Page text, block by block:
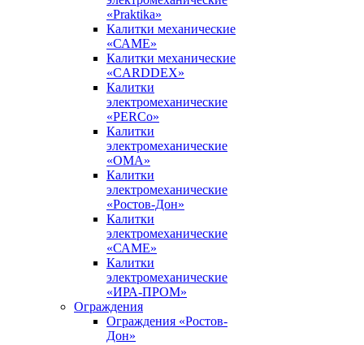
«Praktika»
Калитки механические
«САМЕ»
Калитки механические
«CARDDEX»
Калитки
электромеханические
«PERCo»
Калитки
электромеханические
«ОМА»
Калитки
электромеханические
«Ростов-Дон»
Калитки
электромеханические
«САМЕ»
Калитки
электромеханические
«ИРА-ПРОМ»
Ограждения
Ограждения «Ростов-
Дон»